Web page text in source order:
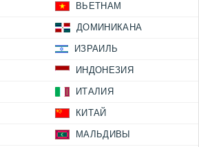
ВЬЕТНАМ
ДОМИНИКАНА
ИЗРАИЛЬ
ИНДОНЕЗИЯ
ИТАЛИЯ
КИТАЙ
МАЛЬДИВЫ